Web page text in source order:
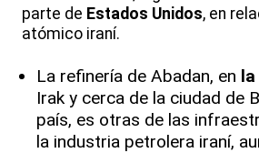
parte de Estados Unidos, en
atómico iraní.
La refinería de Abadan, en
Irak y cerca de la ciudad de
país, es otras de las
la industria petrolera iraní,